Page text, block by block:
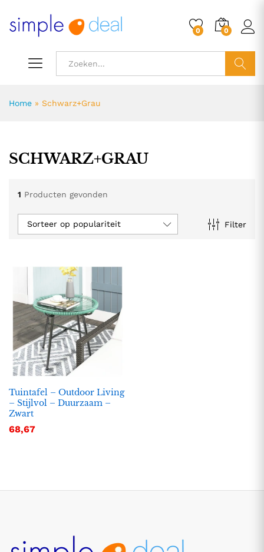
0 0
Home » Schwarz+Grau
SCHWARZ+GRAU
1 Producten gevonden
Filter
Sorteer op populariteit
Tuintafel – Outdoor Living
– Stijlvol – Duurzaam –
Zwart
68,67